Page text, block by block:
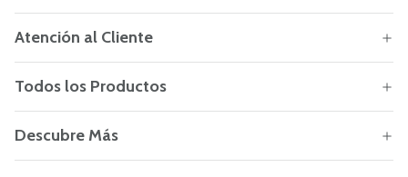
Atención al Cliente
Todos los Productos
Descubre Más